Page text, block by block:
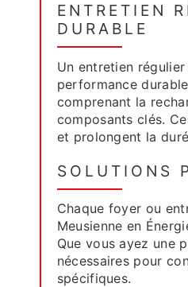
ENTRETIEN
DURABLE
Un entretien
performance
comprenant la
composants clés.
et prolongent la
SOLUTIONS
Chaque foyer ou
Meusienne en
Que vous ayez une
nécessaires pour
spécifiques.